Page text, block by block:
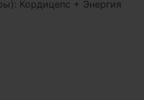
Кордицепс + Энергия